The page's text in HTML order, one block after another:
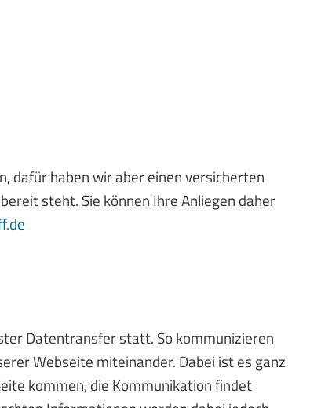
dafür haben wir aber einen versicherten
steht. Sie können Ihre Anliegen daher
Datentransfer statt. So kommunizieren
Webseite miteinander. Dabei ist es ganz
kommen, die Kommunikation findet